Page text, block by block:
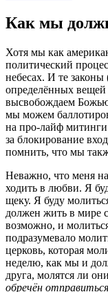
Как мы
Хотя мы как
политический
небесах. И те
определённых
высвобождаем
мы можем
на про-лайф митинги
за блокирование
помнить, что мы
Неважно, что меня
ходить в любви. Я
щеку. Я буду
должен жить в мире
возможно, и
подразумевало
церковь, которая
неделю, как мы и
друга, молятся ли
обречён